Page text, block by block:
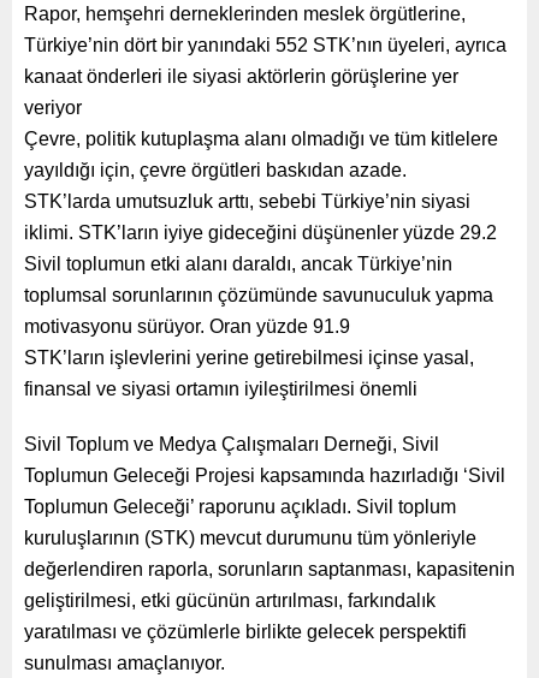
Rapor, hemşehri derneklerinden meslek örgütlerine,
Türkiye’nin dört bir yanındaki 552 STK’nın üyeleri, ayrıca
kanaat önderleri ile siyasi aktörlerin görüşlerine yer
veriyor
Çevre, politik kutuplaşma alanı olmadığı ve tüm kitlelere
yayıldığı için, çevre örgütleri baskıdan azade.
STK’larda umutsuzluk arttı, sebebi Türkiye’nin siyasi
iklimi. STK’ların iyiye gideceğini düşünenler yüzde 29.2
Sivil toplumun etki alanı daraldı, ancak Türkiye’nin
toplumsal sorunlarının çözümünde savunuculuk yapma
motivasyonu sürüyor. Oran yüzde 91.9
STK’ların işlevlerini yerine getirebilmesi içinse yasal,
finansal ve siyasi ortamın iyileştirilmesi önemli
Sivil Toplum ve Medya Çalışmaları Derneği, Sivil
Toplumun Geleceği Projesi kapsamında hazırladığı ‘Sivil
Toplumun Geleceği’ raporunu açıkladı. Sivil toplum
kuruluşlarının (STK) mevcut durumunu tüm yönleriyle
değerlendiren raporla, sorunların saptanması, kapasitenin
geliştirilmesi, etki gücünün artırılması, farkındalık
yaratılması ve çözümlerle birlikte gelecek perspektifi
sunulması amaçlanıyor.